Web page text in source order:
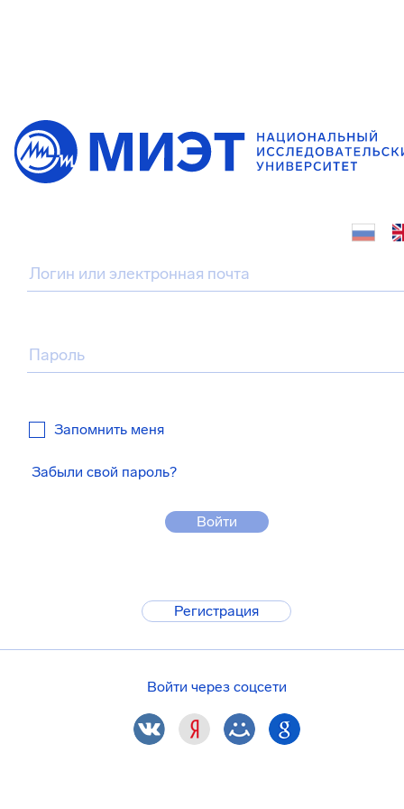
Запомнить меня
Забыли свой пароль?
Войти
Регистрация
Войти через соцсети